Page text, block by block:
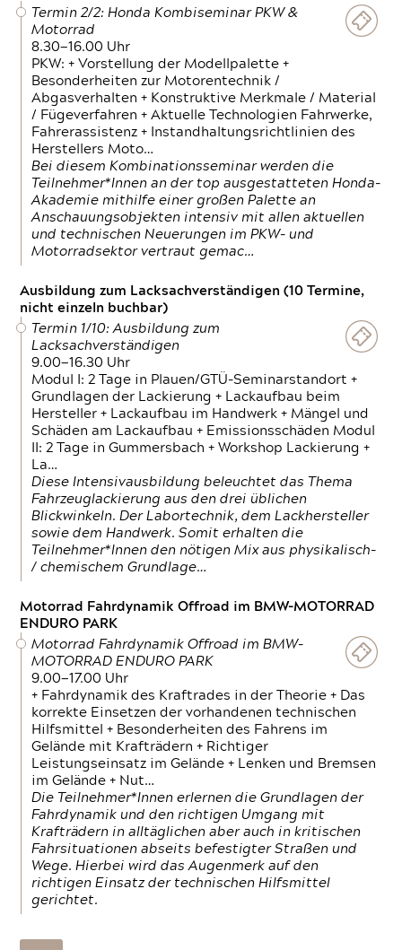
Termin 2/2: Honda Kombiseminar PKW &
Motorrad
8.30—16.00 Uhr
PKW: + Vorstellung der Modellpalette +
Besonderheiten zur Motorentechnik /
Abgasverhalten + Konstruktive Merkmale / Material
/ Fügeverfahren + Aktuelle Technologien Fahrwerke,
Fahrerassistenz + Instandhaltungsrichtlinien des
Herstellers Moto…
Bei diesem Kombinationsseminar werden die
Teilnehmer*Innen an der top ausgestatteten Honda-
Akademie mithilfe einer großen Palette an
Anschauungsobjekten intensiv mit allen aktuellen
und technischen Neuerungen im PKW- und
Motorradsektor vertraut gemac…
Ausbildung zum Lacksachverständigen (10 Termine,
nicht einzeln buchbar)
Termin 1/10: Ausbildung zum
Lacksachverständigen
9.00—16.30 Uhr
Modul I: 2 Tage in Plauen/GTÜ-Seminarstandort +
Grundlagen der Lackierung + Lackaufbau beim
Hersteller + Lackaufbau im Handwerk + Mängel und
Schäden am Lackaufbau + Emissionsschäden Modul
II: 2 Tage in Gummersbach + Workshop Lackierung +
La…
Diese Intensivausbildung beleuchtet das Thema
Fahrzeuglackierung aus den drei üblichen
Blickwinkeln. Der Labortechnik, dem Lackhersteller
sowie dem Handwerk. Somit erhalten die
Teilnehmer*Innen den nötigen Mix aus physikalisch-
/ chemischem Grundlage…
Motorrad Fahrdynamik Offroad im BMW-MOTORRAD
ENDURO PARK
Motorrad Fahrdynamik Offroad im BMW-
MOTORRAD ENDURO PARK
9.00—17.00 Uhr
+ Fahrdynamik des Kraftrades in der Theorie + Das
korrekte Einsetzen der vorhandenen technischen
Hilfsmittel + Besonderheiten des Fahrens im
Gelände mit Krafträdern + Richtiger
Leistungseinsatz im Gelände + Lenken und Bremsen
im Gelände + Nut…
Die Teilnehmer*Innen erlernen die Grundlagen der
Fahrdynamik und den richtigen Umgang mit
Krafträdern in alltäglichen aber auch in kritischen
Fahrsituationen abseits befestigter Straßen und
Wege. Hierbei wird das Augenmerk auf den
richtigen Einsatz der technischen Hilfsmittel
gerichtet.